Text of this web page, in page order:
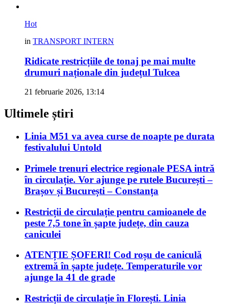
Hot
in TRANSPORT INTERN
Ridicate restricțiile de tonaj pe mai multe
drumuri naționale din județul Tulcea
21 februarie 2026, 13:14
Ultimele știri
Linia M51 va avea curse de noapte pe durata
festivalului Untold
Primele trenuri electrice regionale PESA intră
în circulație. Vor ajunge pe rutele București –
Brașov și București – Constanța
Restricții de circulație pentru camioanele de
peste 7,5 tone în șapte județe, din cauza
caniculei
ATENȚIE ȘOFERI! Cod roșu de caniculă
extremă în șapte județe. Temperaturile vor
ajunge la 41 de grade
Restricții de circulație în Florești. Linia